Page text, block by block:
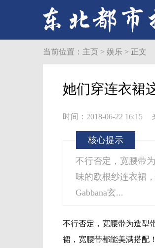
当前位置： 主页 > 娱乐 > 正文
她们穿连衣裙
时间：2018-06-22 16:15
核心提示
不行否定，宽腰带
味的欧根纱连衣裙
Gabbana玄...
不行否定，宽腰带为造型
裙，宽腰带都能美满搭配！